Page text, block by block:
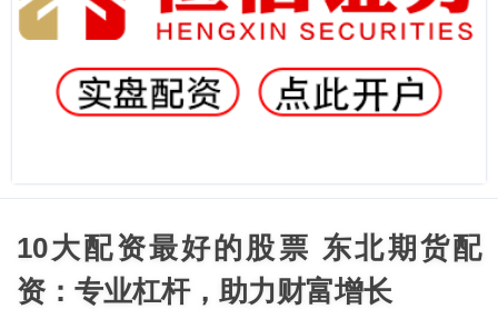
10大配资最好的股票 东北期货配
资：专业杠杆，助力财富增长